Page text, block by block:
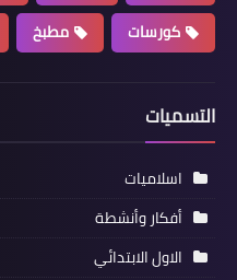
كورسات
مطبخ
التسميات
اسلاميات
أفكار وأنشطة
الاول الابتدائي